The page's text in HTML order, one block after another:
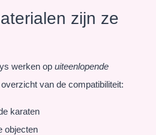
zijn ze
werken op uiteenlopende
van de compatibiliteit:
karaten
objecten